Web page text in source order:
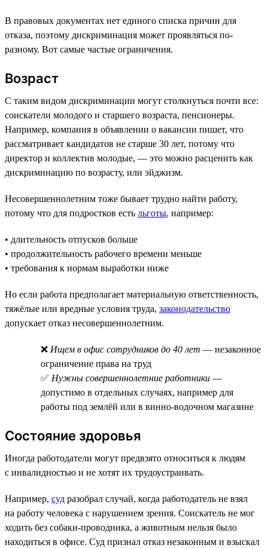
В правовых документах нет единого списка причин для
отказа, поэтому дискриминация может проявляться по-
разному. Вот самые частые ограничения.
Возраст
С таким видом дискриминации могут столкнуться почти все:
соискатели молодого и старшего возраста, пенсионеры.
Например, компания в объявлении о вакансии пишет, что
рассматривает кандидатов не старше 30 лет, потому что
директор и коллектив молодые, — это можно расценить как
дискриминацию по возрасту, или эйджизм.
Несовершеннолетним тоже бывает трудно найти работу,
потому что для подростков есть льготы, например:
• длительность отпусков больше
• продолжительность рабочего времени меньше
• требования к нормам выработки ниже
Но если работа предполагает материальную ответственность,
тяжёлые или вредные условия труда, законодательство
допускает отказ несовершеннолетним.
❌ Ищем в офис сотрудников до 40 лет — незаконное
ограничение права на труд
✅ Нужны совершеннолетние работники —
допустимо в отдельных случаях, например для
работы под землёй или в винно-водочном магазине
Состояние здоровья
Иногда работодатели могут предвзято относиться к людям
с инвалидностью и не хотят их трудоустраивать.
Например, суд разобрал случай, когда работодатель не взял
на работу человека с нарушением зрения. Соискатель не мог
ходить без собаки-проводника, а животным нельзя было
находиться в офисе. Суд признал отказ незаконным и взыскал